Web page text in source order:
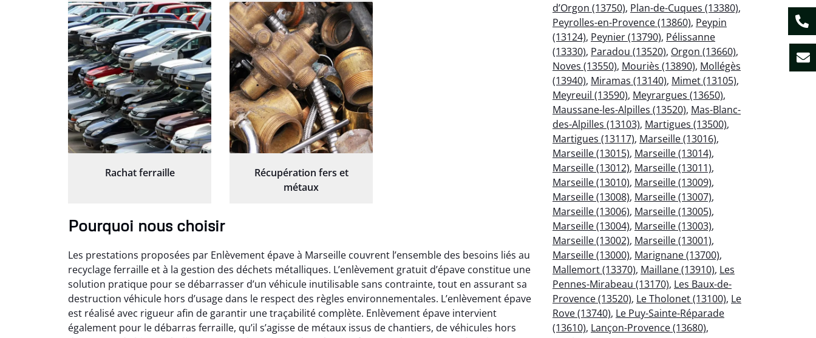
Rachat ferraille
Récupération fers et
métaux
Pourquoi nous choisir
Les prestations proposées par Enlèvement épave à Marseille couvrent l’ensemble des besoins liés au
recyclage ferraille et à la gestion des déchets métalliques. L’enlèvement gratuit d’épave constitue une
solution pratique pour se débarrasser d’un véhicule inutilisable sans contrainte, tout en assurant sa
destruction véhicule hors d’usage dans le respect des règles environnementales. L’enlèvement épave
est réalisé avec rigueur afin de garantir une traçabilité complète. Enlèvement épave intervient
également pour le débarras ferraille, qu’il s’agisse de métaux issus de chantiers, de véhicules hors
d’Orgon (13750), Plan-de-Cuques (13380),
Peyrolles-en-Provence (13860), Peypin
(13124), Peynier (13790), Pélissanne
(13330), Paradou (13520), Orgon (13660),
Noves (13550), Mouriès (13890), Mollégès
(13940), Miramas (13140), Mimet (13105),
Meyreuil (13590), Meyrargues (13650),
Maussane-les-Alpilles (13520), Mas-Blanc-
des-Alpilles (13103), Martigues (13500),
Martigues (13117), Marseille (13016),
Marseille (13015), Marseille (13014),
Marseille (13012), Marseille (13011),
Marseille (13010), Marseille (13009),
Marseille (13008), Marseille (13007),
Marseille (13006), Marseille (13005),
Marseille (13004), Marseille (13003),
Marseille (13002), Marseille (13001),
Marseille (13000), Marignane (13700),
Mallemort (13370), Maillane (13910), Les
Pennes-Mirabeau (13170), Les Baux-de-
Provence (13520), Le Tholonet (13100), Le
Rove (13740), Le Puy-Sainte-Réparade
(13610), Lançon-Provence (13680),